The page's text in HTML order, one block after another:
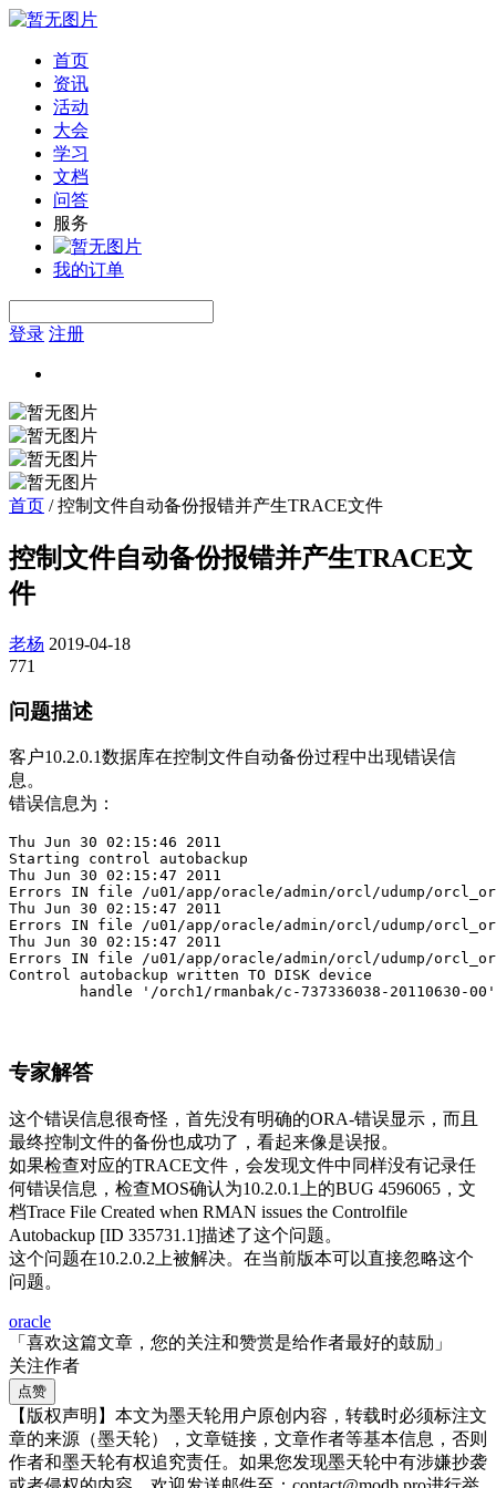
首页
资讯
活动
大会
学习
文档
问答
服务
我的订单
登录 注册
首页 /控制文件自动备份报错并产生TRACE文件
控制文件自动备份报错并产生TRACE文
件
老杨 2019-04-18
771
问题描述
客户10.2.0.1数据库在控制文件自动备份过程中出现错误信
息。
错误信息为：
Thu Jun 30 02:15:46 2011
Starting control autobackup
Thu Jun 30 02:15:47 2011
Errors IN file /u01/app/oracle/admin/orcl/udump/
Thu Jun 30 02:15:47 2011
Errors IN file /u01/app/oracle/admin/orcl/udump/
Thu Jun 30 02:15:47 2011
Errors IN file /u01/app/oracle/admin/orcl/udump/
Control autobackup written TO DISK device
	handle '/orch1/rmanbak/c-737336038-20110630-00'
专家解答
这个错误信息很奇怪，首先没有明确的ORA-错误显示，而且
最终控制文件的备份也成功了，看起来像是误报。
如果检查对应的TRACE文件，会发现文件中同样没有记录任
何错误信息，检查MOS确认为10.2.0.1上的BUG 4596065，文
档Trace File Created when RMAN issues the Controlfile
Autobackup [ID 335731.1]描述了这个问题。
这个问题在10.2.0.2上被解决。在当前版本可以直接忽略这个
问题。
oracle
「喜欢这篇文章，您的关注和赞赏是给作者最好的鼓励」
关注作者
点赞
【版权声明】本文为墨天轮用户原创内容，转载时必须标注文
章的来源（墨天轮），文章链接，文章作者等基本信息，否则
作者和墨天轮有权追究责任。如果您发现墨天轮中有涉嫌抄袭